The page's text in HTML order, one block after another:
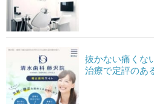
抜かない痛くな
治療で定評のあ